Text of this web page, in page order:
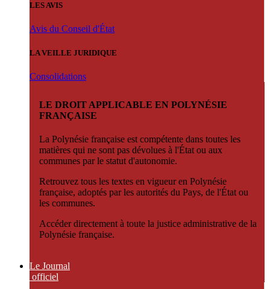
LES AVIS
Avis du Conseil d'État
LA VEILLE JURIDIQUE
Consolidations
LE DROIT APPLICABLE EN POLYNÉSIE
FRANÇAISE
La Polynésie française est compétente dans toutes les
matières qui ne sont pas dévolues à l'État ou aux
communes par le statut d'autonomie.
Retrouvez tous les textes en vigueur en Polynésie
française, adoptés par les autorités du Pays, de l'État ou
les communes.
Accéder directement à toute la justice administrative de la
Polynésie française.
Le Journal
officiel